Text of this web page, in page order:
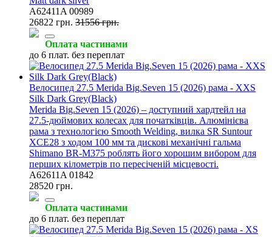
A62411A 00989
26822 грн. 31556 грн.
Оплата частинами
до 6 плат. без переплат
Велосипед 27.5 Merida Big.Seven 15 (2026) рама - XXS
Silk Dark Grey(Black)
Merida Big.Seven 15 (2026) – доступний хардтейл на
27.5-дюймових колесах для початківців. Алюмінієва
рама з технологією Smooth Welding, вилка SR Suntour
XCE28 з ходом 100 мм та дискові механічні гальма
Shimano BR-M375 роблять його хорошим вибором для
перших кілометрів по пересіченій місцевості.
A62611A 01842
28520 грн.
Оплата частинами
до 6 плат. без переплат